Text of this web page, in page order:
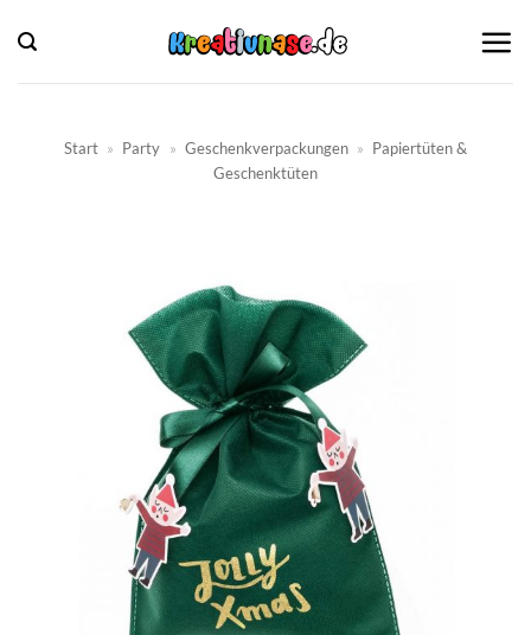
Inhalt
springen
Start » Party » Geschenkverpackungen » Papiertüten &
Geschenktüten